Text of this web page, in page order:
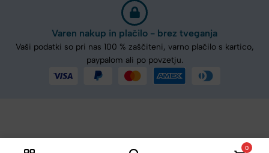
Varen nakup in plačilo - brez tveganja
Vaši podatki so pri nas 100 % zaščiteni, varno plačilo s kartico,
paypalom ali po povzetju.
0